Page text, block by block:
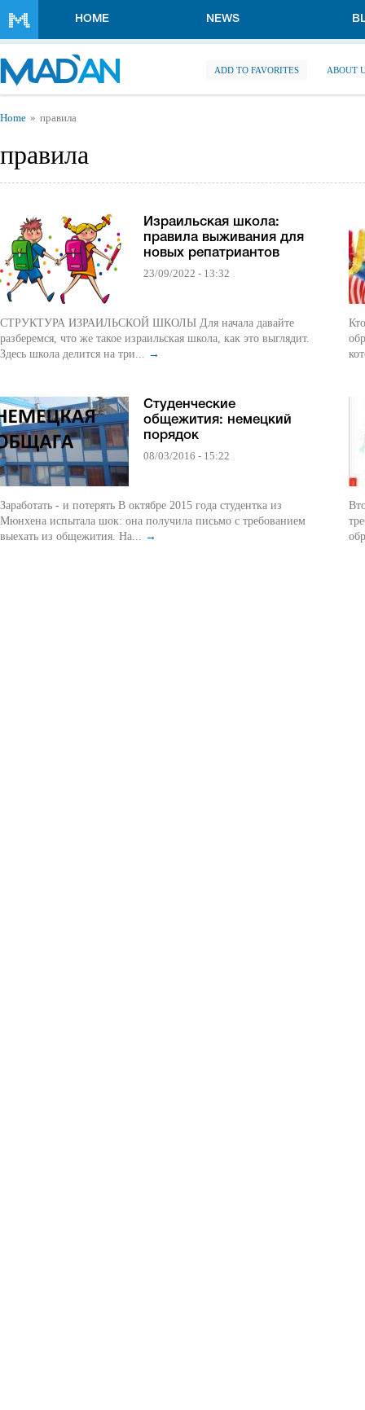
HOME NEWS
ADD TO FAVORITES ABOUT
You are here
Home правила
правила
Израильская школа:
правила выживания для
новых репатриантов
23/09/2022 - 13:32
СТРУКТУРА ИЗРАИЛЬСКОЙ ШКОЛЫ Для начала давайте
разберемся, что же такое израильская школа, как это выглядит.
Здесь школа делится на три... →
Студенческие
общежития: немецкий
порядок
08/03/2016 - 15:22
Заработать - и потерять В октябре 2015 года студентка из
Мюнхена испытала шок: она получила письмо с требованием
выехать из общежития. На... →